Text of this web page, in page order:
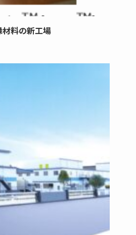
料の新工場